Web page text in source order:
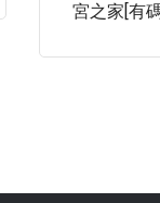
宮之家[有